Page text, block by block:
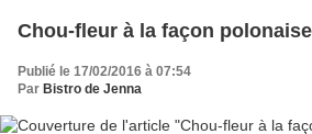
Chou-fleur à la façon polonaise
Publié le 17/02/2016 à 07:54
Par Bistro de Jenna